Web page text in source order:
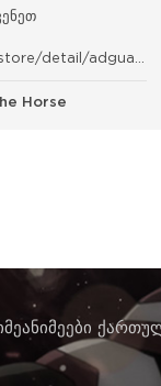
detail/adguard-
Horse
ანიმეები